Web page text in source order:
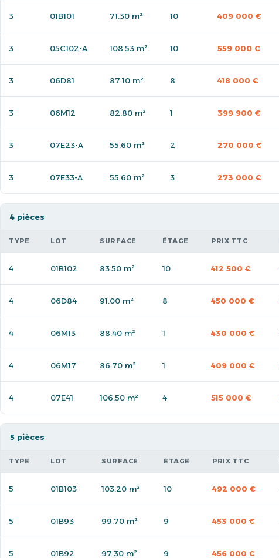
3 01B101 71.30 m² 10 409 000 €
3 05C102-A 108.53 m² 10 559 000 €
3 06D81 87.10 m² 8 418 000 €
3 06M12 82.80 m² 1 399 900 €
3 07E23-A 55.60 m² 2 270 000 €
3 07E33-A 55.60 m² 3 273 000 €
4 pièces
TYPE LOT SURFACE ÉTAGE PRIX TTC
4 01B102 83.50 m² 10 412 500 €
4 06D84 91.00 m² 8 450 000 €
4 06M13 88.40 m² 1 430 000 €
4 06M17 86.70 m² 1 409 000 €
4 07E41 106.50 m² 4 515 000 €
5 pièces
TYPE LOT SURFACE ÉTAGE PRIX TTC
5 01B103 103.20 m² 10 492 000 €
5 01B93 99.70 m² 9 453 000 €
5 01B92 97.30 m² 9 456 000 €